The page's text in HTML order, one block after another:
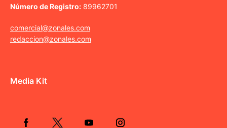
Número de Registro: 89962701
comercial@zonales.com
redaccion@zonales.com
Media Kit